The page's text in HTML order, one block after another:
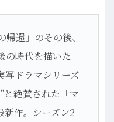
帰還」のその後、
の時代を描いた
写ドラマシリーズ
と絶賛された「マ
新作。シーズン2